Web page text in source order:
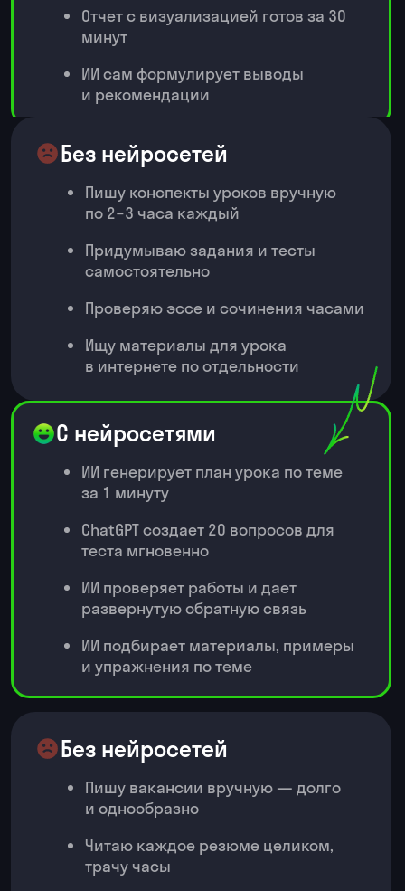
реально дают результат
Разберетесь, как устроен ИИ и где
Сделаете свои первые запросы
и поймете возможности
нейросетей
2. Базовый промптинг: как
Освоите простые приемы
Научитесь формулировать
рабочие запросы и сразу видеть,
как улучшать результат
Создадите инструкции, статьи,
письма или посты для
Узнаете, как адаптировать
текст под нужный стиль
4. Генерация визуалов
Освоите работу
Сделаете первый визуал для
до презентации
визуализация данных
1. Работа с таблицами и
Научитесь очищать «грязные»
данные с помощью промптов
формулы
Сможете строить графики
и отчеты
2. Анализ данных
и ChatGPT
Начнете работать с текстовыми
комментариями, обратной
Научитесь получать данные
таблиц, аудио
3. Презентация результатов